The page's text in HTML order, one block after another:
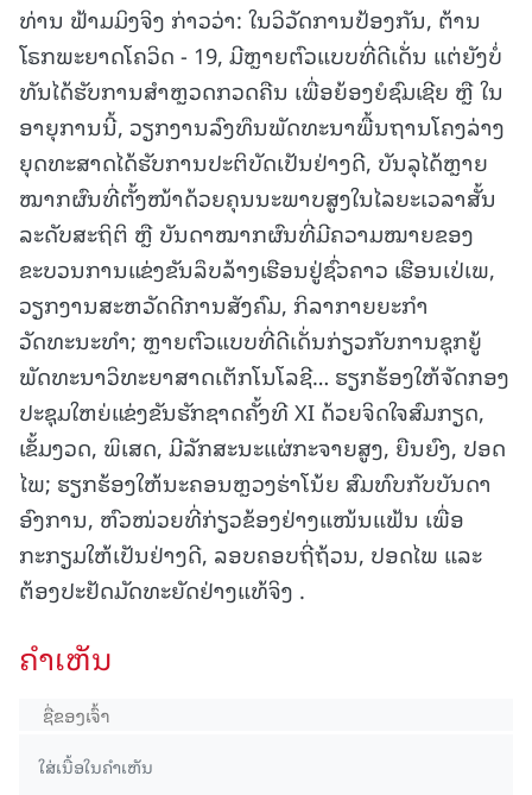
ທ່ານ ຟ້າມມິງຈິງ ກ່າວວ່າ: ໃນວິວັດການປ້ອງກັນ, ຕ້ານ
ໂຣກພະຍາດໂຄວິດ - 19, ມີຫຼາຍຕົວແບບທີ່ດີເດັ່ນ ແຕ່ຍັງບໍ່
ທັນໄດ້ຮັບການສຳຫຼວດກວດຄືນ ເພື່ອຍ້ອງຍໍຊົມເຊີຍ ຫຼື ໃນ
ອາຍຸການນີ້, ວຽກງານລົງທຶນພັດທະນາພື້ນຖານໂຄງລ່າງ
ຍຸດທະສາດໄດ້ຮັບການປະຕິບັດເປັນຢ່າງດີ, ບັນລຸໄດ້ຫຼາຍ
ໝາກຜົນທີ່ຕັ້ງໜ້າດ້ວຍຄຸນນະພາບສູງໃນໄລຍະເວລາສັ້ນ
ລະດັບສະຖິຕິ ຫຼື ບັນດາໝາກຜົນທີ່ມີຄວາມໝາຍຂອງ
ຂະບວນການແຂ່ງຂັນລຶບລ້າງເຮືອນຢູ່ຊົ່ວຄາວ ເຮືອນເປ່ເພ,
ວຽກງານສະຫວັດດີການສັງຄົມ, ກິລາກາຍຍະກຳ
ວັດທະນະທຳ; ຫຼາຍຕົວແບບທີ່ດີເດັ່ນກ່ຽວກັບການຊຸກຍູ້
ພັດທະນາວິທະຍາສາດເຕັກໂນໂລຊີ… ຮຽກຮ້ອງໃຫ້ຈັດກອງ
ປະຊຸມໃຫຍ່ແຂ່ງຂັນຮັກຊາດຄັ້ງທີ XI ດ້ວຍຈິດໃຈສົມກຽດ,
ເຂັ້ມງວດ, ພິເສດ, ມີລັກສະນະແຜ່ກະຈາຍສູງ, ຍືນຍົງ, ປອດ
ໄພ; ຮຽກຮ້ອງໃຫ້ນະຄອນຫຼວງຮ່າໂນ້ຍ ສົມທົບກັບບັນດາ
ອົງການ, ຫົວໜ່ວຍທີ່ກ່ຽວຂ້ອງຢ່າງແໜ້ນແຟ້ນ ເພື່ອ
ກະກຽມໃຫ້ເປັນຢ່າງດີ, ລອບຄອບຖີ່ຖ້ວນ, ປອດໄພ ແລະ
ຕ້ອງປະຢັດມັດທະຍັດຢ່າງແທ້ຈິງ .
ຄໍາເຫັນ